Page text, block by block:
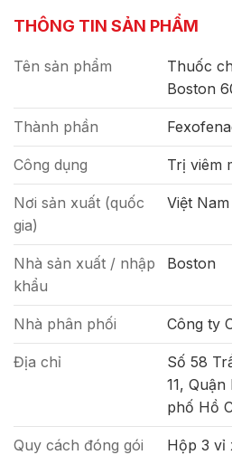
THÔNG TIN SẢN PHẨM
Tên sản phẩm
Thuốc
Boston
Thành phần
Công dụng Trị viêm
Nơi sản xuất (quốc
gia)
Việt Nam
Nhà sản xuất / nhập
khẩu
Boston
Nhà phân phối Công ty
Địa chỉ
Số 58
11,
phố Hồ
Quy cách đóng gói Hộp 3 vỉ